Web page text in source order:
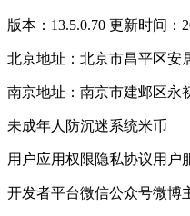
版本：13.5.0.70 更新时间：
北京地址：北京市昌平区安
南京地址：南京市建邺区永
未成年人防沉迷系统米币
用户应用权限隐私协议用户
开发者平台微信公众号微博